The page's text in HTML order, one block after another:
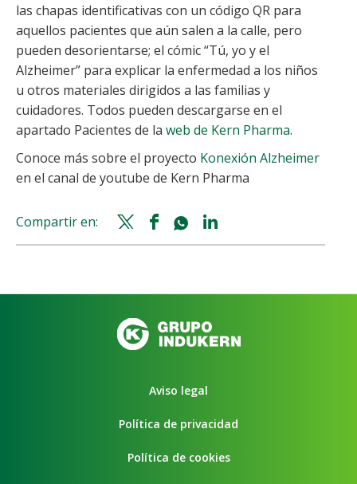
las chapas identificativas con un código QR para
aquellos pacientes que aún salen a la calle, pero
pueden desorientarse; el cómic “Tú, yo y el
Alzheimer” para explicar la enfermedad a los niños
u otros materiales dirigidos a las familias y
cuidadores. Todos pueden descargarse en el
apartado Pacientes de la web de Kern Pharma.
Conoce más sobre el proyecto Konexión Alzheimer
en el canal de youtube de Kern Pharma
Compartir en:
Twitter
share
Facebook
share
Whatsapp
shareshare
Aviso legal
Política de privacidad
Política de cookies